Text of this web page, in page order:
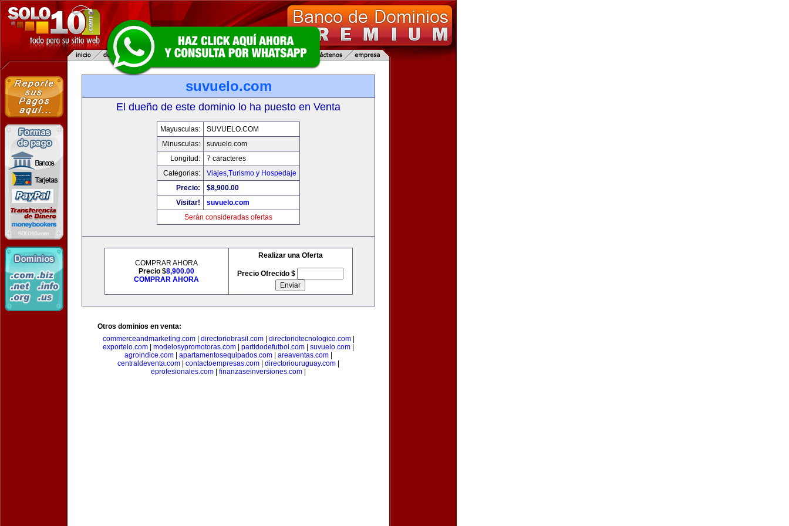
suvuelo.com
El dueño de este dominio lo ha puesto en Venta
Mayusculas:
SUVUELO.COM
Minusculas:
suvuelo.com
Longitud:
7 caracteres
Categorias:
Viajes,Turismo y Hospedaje
Precio:
$8,900.00
Visitar!
suvuelo.com
Serán consideradas ofertas
COMPRAR AHORA
Precio $8,900.00
COMPRAR AHORA
Realizar una Oferta
Precio Ofrecido $
Otros dominios en venta:
commerceandmarketing.com| directoriobrasil.com| directoriotecnologico.com|
exportelo.com
modelosypromotoras.com partidodefutbol.com suvuelo.com
agroindice.com
apartamentosequipados.com areaventas.com
centraldeventa.com
contactoempresas.com directoriouruguay.com
eprofesionales.com
finanzaseinversiones.com